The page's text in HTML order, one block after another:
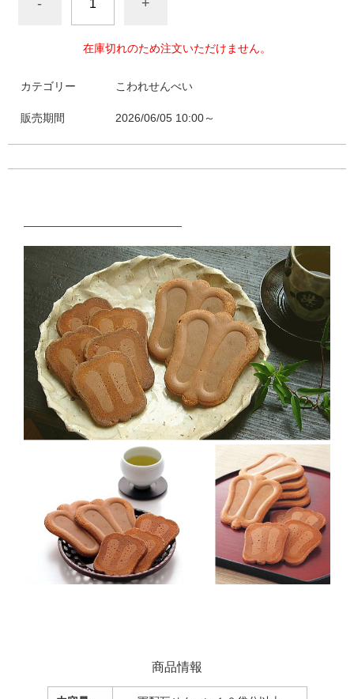
在庫切れのため注文いただけません。
カテゴリー こわれせんべい
販売期間 2026/06/05 10:00～
商品情報